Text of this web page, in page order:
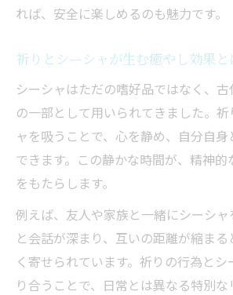
香り豊かなシーシャで心身リ
おうちシーシャで味わう特別
シーシャの香りが癒しに与
自宅でも広がるシーシャ祈りの
自宅で楽しむシーシャ祈り
シーシャ本体の選び方と使
シーシャ自宅のにおい対策
炭なしシーシャの安全な楽
シーシャの祈りに秘められた文
れば、安全に楽しめるのも魅力です。
祈りとシーシャが生む癒やし効果と
シーシャはただの嗜好品ではなく、
の一部として用いられてきました。
ャを吸うことで、心を静め、自分自
できます。この静かな時間が、精神
をもたらします。
例えば、友人や家族と一緒にシーシ
と会話が深まり、互いの距離が縮ま
く寄せられています。祈りの行為と
り合うことで、日常とは異なる特別